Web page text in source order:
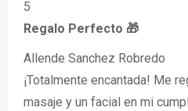
5
Regalo Perfecto 🎁
Allende Sanchez Robredo
¡Totalmente encantada! Me
masaje y un facial en mi